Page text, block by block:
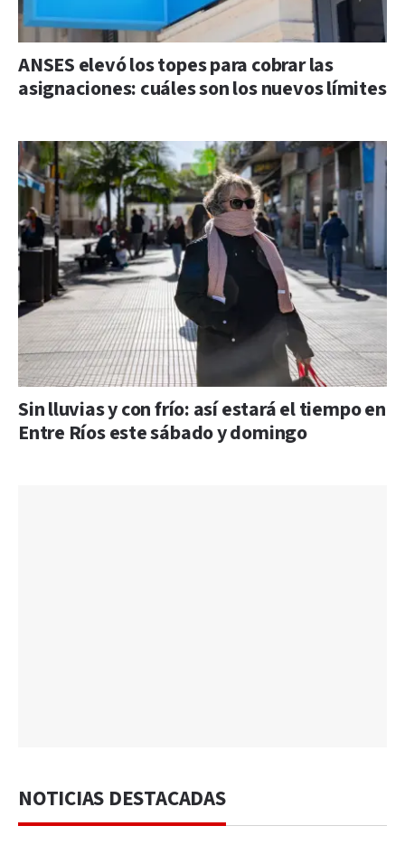
ANSES elevó los topes para cobrar las
asignaciones: cuáles son los nuevos límites
Sin lluvias y con frío: así estará el tiempo en
Entre Ríos este sábado y domingo
NOTICIAS DESTACADAS